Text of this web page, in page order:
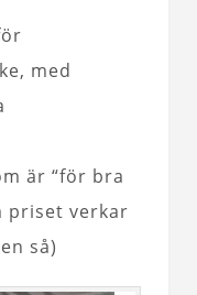
med
är “för bra
priset verkar
så)